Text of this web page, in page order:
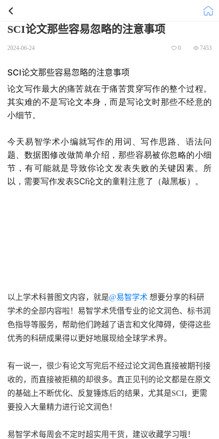
SCI论文那些容易忽略的注意事项
2024-06-24 0 7453
SCI论文那些容易忽略的注意事项
论文写作最大的痛苦就在于痛苦贯穿写作的整个过程。
其实难的不是写论文本身，而是写论文时那些不经意的
小细节。
今天易智学术小编就写作的用词、写作思路、语法问
题、数据图修改做简单介绍，那些容易被你忽略的小细
节，有可能就是导致你论文发表失败的关键因素。所
以，需要写作发表SCI论文的童鞋注意了（敲黑板）。
以上学术科普图文内容，就是@易智学术 想要分享的科研
学术的全部内容啦！易智学术凭借专业的论文润色、标书润
色指导等服务，帮助他们跨越了语言和文化障碍，使得这些
优秀的科研成果得以更好地展现给全球学术界。
有一说一，很少有论文写完后不经过论文润色直接被期刊接
收的，而直接被拒稿的却很多。真正见刊的论文都是在原文
的基础上不断优化、反复锤炼后的结果，尤其是SCI，更需
要投入大量精力进行论文润色！
易智学术每周会不定时超实用干货，建议收藏学习哦！